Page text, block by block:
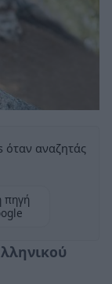
όταν αναζητάς
πηγή